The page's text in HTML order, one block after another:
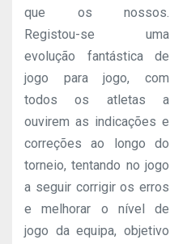
que os nossos.
Registou-se uma
evolução fantástica de
jogo para jogo, com
todos os atletas a
ouvirem as indicações e
correções ao longo do
torneio, tentando no jogo
a seguir corrigir os erros
e melhorar o nível de
jogo da equipa, objetivo